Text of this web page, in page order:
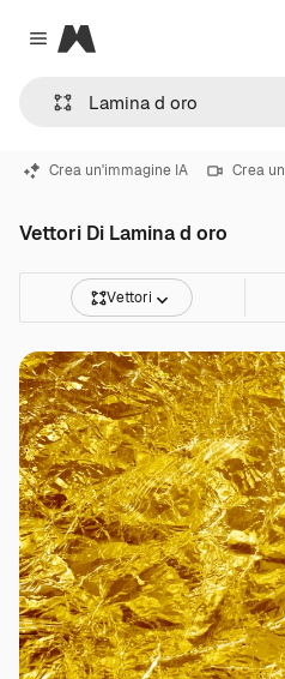
Close menu
Magnific
Crea un'immagine IA Crea
Vettori Di Lamina d oro
Vettori